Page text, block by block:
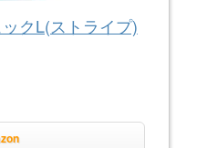
クL(ストライプ)